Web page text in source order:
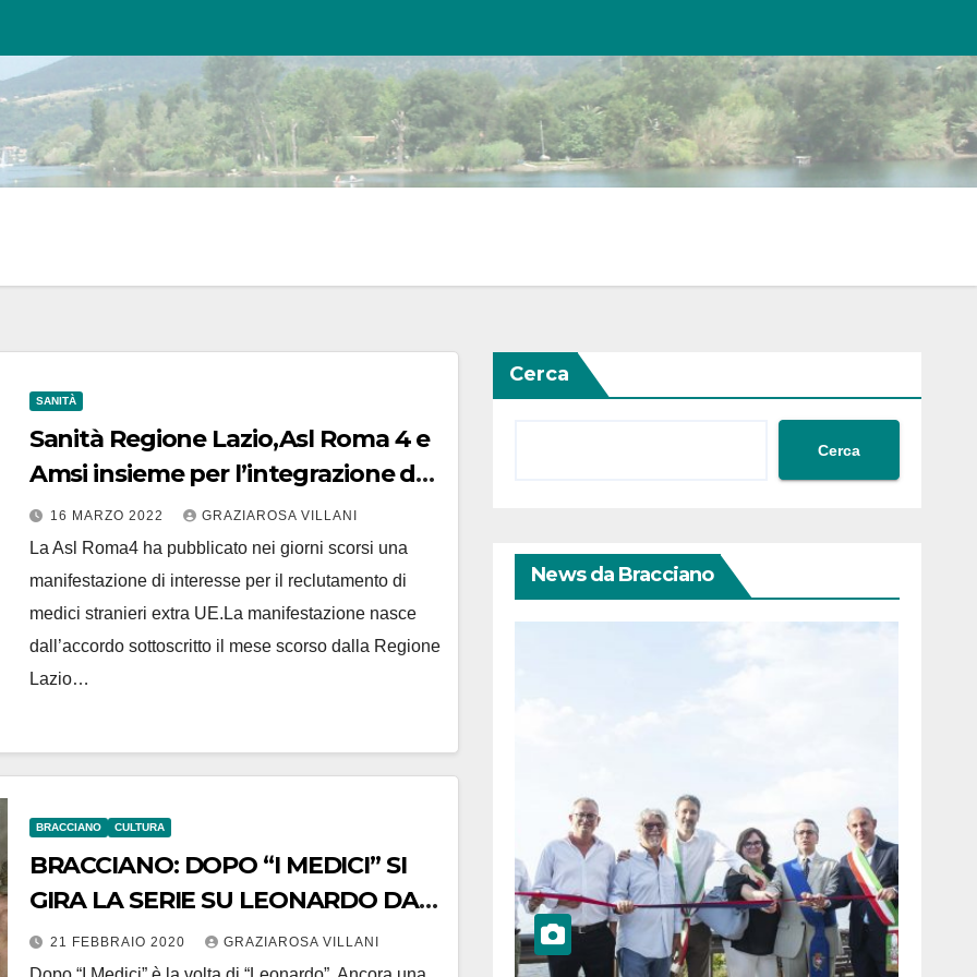
SANITÀ
Sanità Regione Lazio,Asl Roma 4 e
Amsi insieme per l’integrazione dei
medici stranieri nella Sanità
Pubblica
16 MARZO 2022 GRAZIAROSA VILLANI
La Asl Roma4 ha pubblicato nei giorni scorsi una
manifestazione di interesse per il reclutamento di
medici stranieri extra UE.La manifestazione nasce
dall’accordo sottoscritto il mese scorso dalla Regione
Lazio…
BRACCIANO CULTURA
BRACCIANO: DOPO “I MEDICI” SI
GIRA LA SERIE SU LEONARDO DA
VINCI. A MARZO CIAK PER SAN
FRANCESCO
21 FEBBRAIO 2020 GRAZIAROSA VILLANI
Cerca
Cerca
News da Bracciano